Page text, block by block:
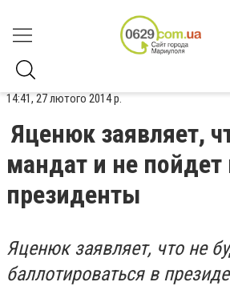
14:41, 27 лютого 2014 р.
Яценюк заявляет,
мандат и не пойдет
президенты
Яценюк заявляет, что не
баллотироваться в